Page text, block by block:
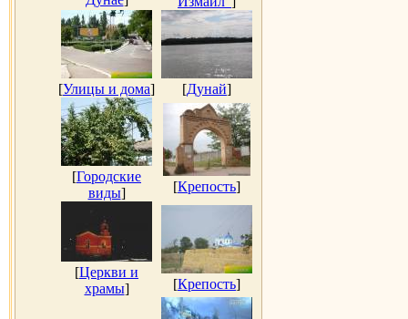
[Улицы и дома] [Дунай]
[Городские
виды] [Крепость]
[Церкви и
храмы] [Крепость]